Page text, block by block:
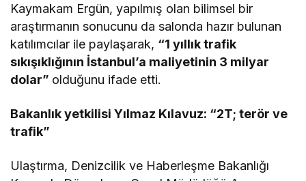
Kaymakam Ergün, yapılmış olan bilimsel bir
araştırmanın sonucunu da salonda hazır bulunan
katılımcılar ile paylaşarak, “1 yıllık trafik
sıkışıklığının İstanbul’a maliyetinin 3 milyar
dolar” olduğunu ifade etti.
Bakanlık yetkilisi Yılmaz Kılavuz: “2T; terör ve
trafik”
Ulaştırma, Denizcilik ve Haberleşme Bakanlığı